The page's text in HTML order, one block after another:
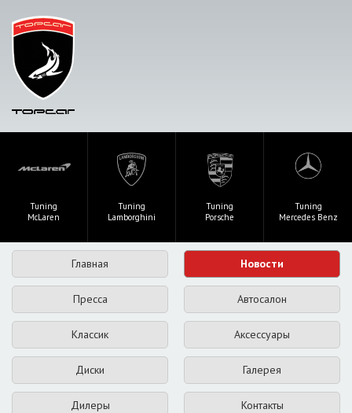
Tuning
McLaren
Tuning
Lamborghini
Tuning
Porsche
Tuning
Mercedes Benz
Главная Новости
Пресса Автосалон
Классик Аксессуары
Диски Галерея
Дилеры Контакты